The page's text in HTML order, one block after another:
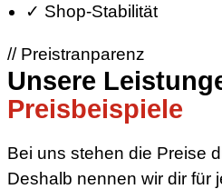
✓ Shop-Stabilität
// Preistranparenz
Unsere
Preisbeispiele
Bei uns stehen die Preise
Deshalb nennen wir dir für